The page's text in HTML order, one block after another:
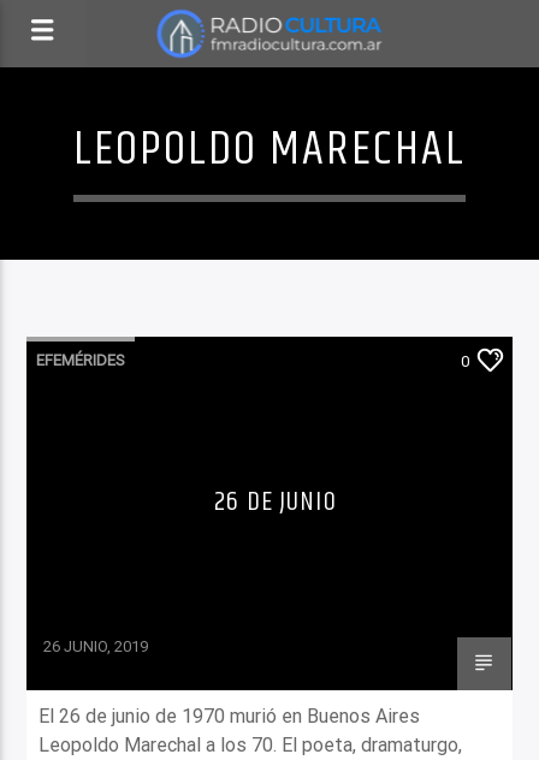
LEOPOLDO MARECHAL
EFEMÉRIDES 0
26 DE JUNIO
26 JUNIO, 2019
El 26 de junio de 1970 murió en Buenos Aires
Leopoldo Marechal a los 70. El poeta, dramaturgo,